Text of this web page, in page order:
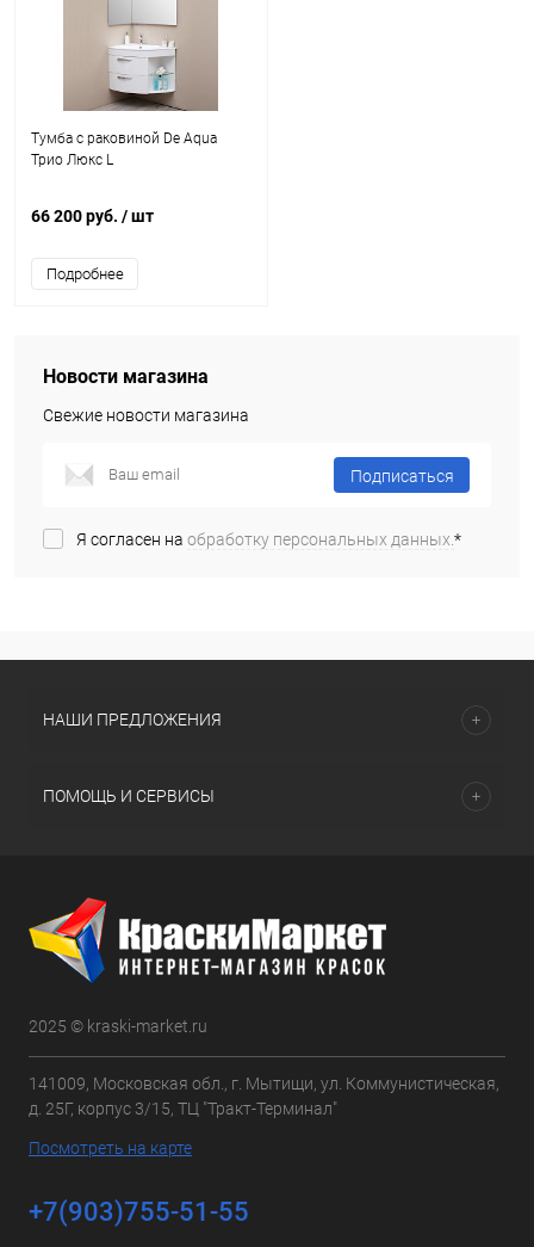
Тумба с раковиной De Aqua
Трио Люкс L
66 200 руб. / шт
Подробнее
Новости магазина
Свежие новости магазина
Подписаться
Я согласен на обработку персональных данных.*
НАШИ ПРЕДЛОЖЕНИЯ
ПОМОЩЬ И СЕРВИСЫ
2025 © kraski-market.ru
141009, Московская обл., г. Мытищи, ул. Коммунистическая,
д. 25Г, корпус 3/15, ТЦ "Тракт-Терминал"
Посмотреть на карте
+7(903)755-51-55